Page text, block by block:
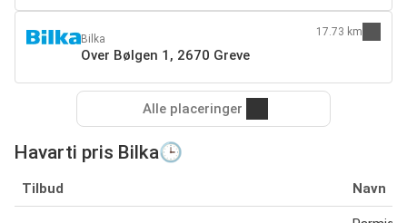
Bilka
Over Bølgen 1, 2670 Greve
17.73 km
Alle placeringer
Havarti pris Bilka🕒
Tilbud Navn